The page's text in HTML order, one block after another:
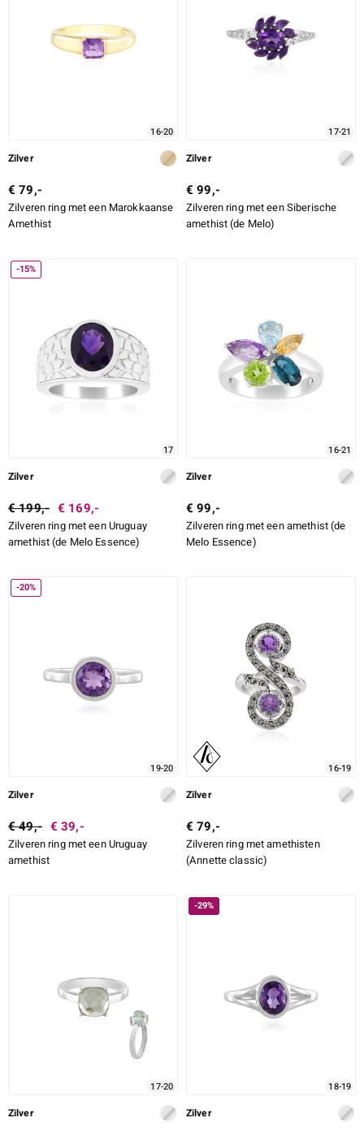
16-20
Zilver
€ 79,-
Zilveren ring met een Marokkaanse
Amethist
17-21
Zilver
€ 99,-
Zilveren ring met een Siberische
amethist (de Melo)
-15%
17
Zilver
€ 199,- € 169,-
Zilveren ring met een Uruguay
amethist (de Melo Essence)
16-21
Zilver
€ 99,-
Zilveren ring met een amethist (de
Melo Essence)
-20%
19-20
Zilver
€ 49,- € 39,-
Zilveren ring met een Uruguay
amethist
16-19
Zilver
€ 79,-
Zilveren ring met amethisten
(Annette classic)
17-20
Zilver
-29%
18-19
Zilver